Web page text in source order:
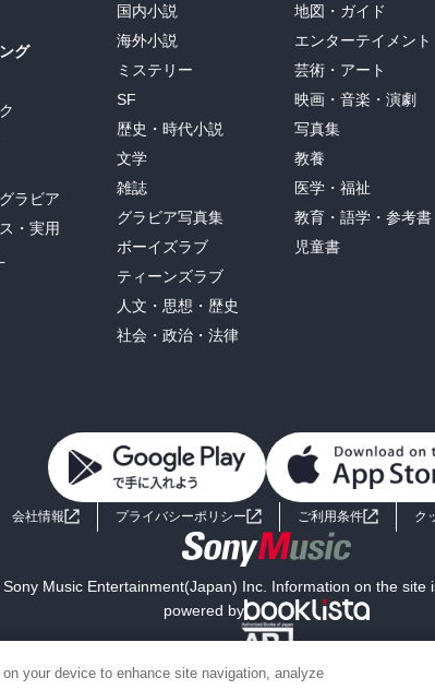
グ
ラビア
・実用
国内小説
海外小説
ミステリー
SF
歴史・時代小説
文学
雑誌
グラビア写真集
ボーイズラブ
ティーンズラブ
人文・思想・歴史
社会・政治・法律
地図・ガイド
エンターテイメント
芸術・アート
映画・音楽・演劇
写真集
教養
医学・福祉
教育・語学・参考書
児童書
会社情報 プライバシーポリシー ご利用条件 ク
Music Entertainment(Japan) Inc. Information on the site
powered by
your device to enhance site navigation, analyze